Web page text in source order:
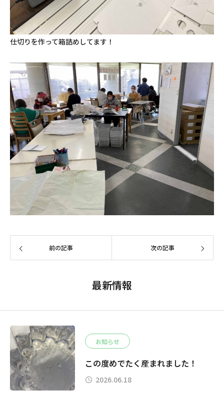
仕切りを作って箱詰めしてます！
前の記事 次の記事
最新情報
お知らせ
この度めでたく産まれました！
2026.06.18